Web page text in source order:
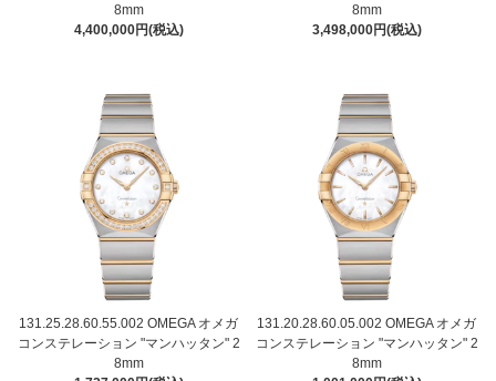
8mm
4,400,000円(税込)
8mm
3,498,000円(税込)
131.25.28.60.55.002 OMEGA オメガ
コンステレーション "マンハッタン" 2
8mm
131.20.28.60.05.002 OMEGA オメガ
コンステレーション "マンハッタン" 2
8mm